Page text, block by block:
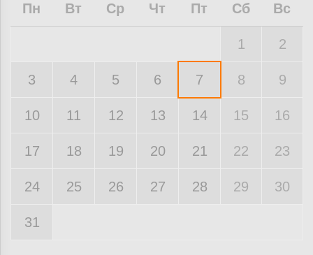
Пн Вт Ср Чт Пт Сб Вс
1 2
3 4 5 6 7 8 9
10 11 12 13 14 15 16
17 18 19 20 21 22 23
24 25 26 27 28 29 30
31